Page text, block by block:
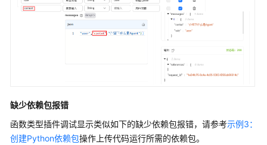
流
智
体
应
缺少依赖包报错
函数类型插件调试显示类似如下的缺少依赖包报错，请参考示例3：
创建Python依赖包操作上传代码运行所需的依赖包。